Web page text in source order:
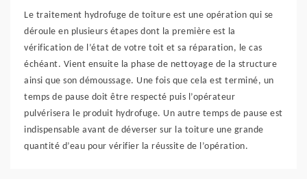
Le traitement hydrofuge de toiture est une opération qui se
déroule en plusieurs étapes dont la première est la
vérification de l’état de votre toit et sa réparation, le cas
échéant. Vient ensuite la phase de nettoyage de la structure
ainsi que son démoussage. Une fois que cela est terminé, un
temps de pause doit être respecté puis l’opérateur
pulvérisera le produit hydrofuge. Un autre temps de pause est
indispensable avant de déverser sur la toiture une grande
quantité d’eau pour vérifier la réussite de l’opération.